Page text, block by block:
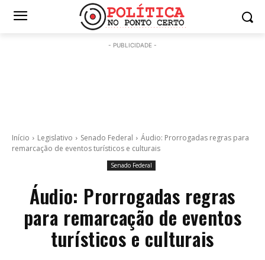
- PUBLICIDADE -
Início Legislativo Senado Federal
Áudio: Prorrogadas regras para
remarcação de eventos turísticos e culturais
Senado Federal
Áudio: Prorrogadas regras
para remarcação de eventos
turísticos e culturais